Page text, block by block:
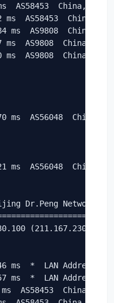
AS58453  China, Hong
AS58453  China,
ms  AS9808  China,
AS9808  China,
AS9808  China,
ms  AS56048  China,
ms  AS56048  China,
Dr.Peng Network
ms  *  LAN Address
ms  *  LAN Address
AS58453  China,